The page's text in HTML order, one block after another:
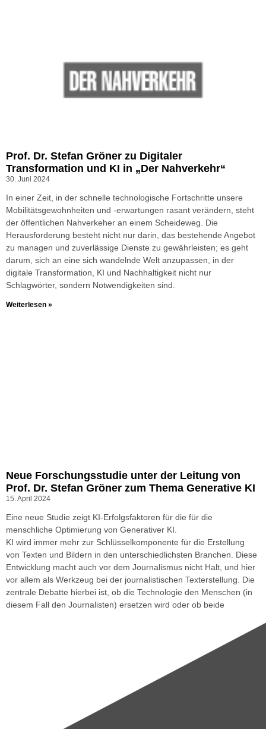
Prof. Dr. Stefan Gröner zu Digitaler
Transformation und KI in „Der Nahverkehr“
30. Juni 2024
In einer Zeit, in der schnelle technologische Fortschritte unsere
Mobilitätsgewohnheiten und -erwartungen rasant verändern, steht
der öffentlichen Nahverkeher an einem Scheideweg. Die
Herausforderung besteht nicht nur darin, das bestehende Angebot
zu managen und zuverlässige Dienste zu gewährleisten; es geht
darum, sich an eine sich wandelnde Welt anzupassen, in der
digitale Transformation, KI und Nachhaltigkeit nicht nur
Schlagwörter, sondern Notwendigkeiten sind.
Weiterlesen »
Neue Forschungsstudie unter der Leitung von
Prof. Dr. Stefan Gröner zum Thema Generative KI
15. April 2024
Eine neue Studie zeigt KI-Erfolgsfaktoren für die für die
menschliche Optimierung von Generativer KI.
KI wird immer mehr zur Schlüsselkomponente für die Erstellung
von Texten und Bildern in den unterschiedlichsten Branchen. Diese
Entwicklung macht auch vor dem Journalismus nicht Halt, und hier
vor allem als Werkzeug bei der journalistischen Texterstellung. Die
zentrale Debatte hierbei ist, ob die Technologie den Menschen (in
diesem Fall den Journalisten) ersetzen wird oder ob beide